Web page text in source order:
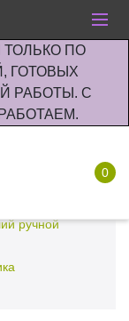
ПО
ГОТОВЫХ
РАБОТЫ. С
0
ручной